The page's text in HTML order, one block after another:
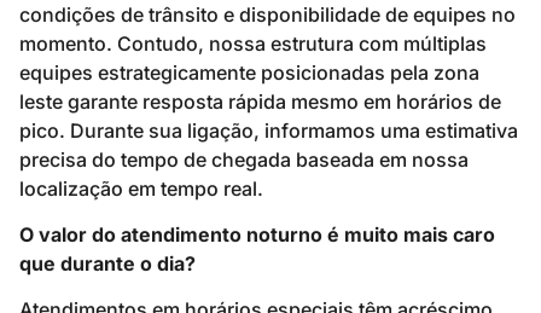
condições de trânsito e disponibilidade de equipes no
momento. Contudo, nossa estrutura com múltiplas
equipes estrategicamente posicionadas pela zona
leste garante resposta rápida mesmo em horários de
pico. Durante sua ligação, informamos uma estimativa
precisa do tempo de chegada baseada em nossa
localização em tempo real.
O valor do atendimento noturno é muito mais caro
que durante o dia?